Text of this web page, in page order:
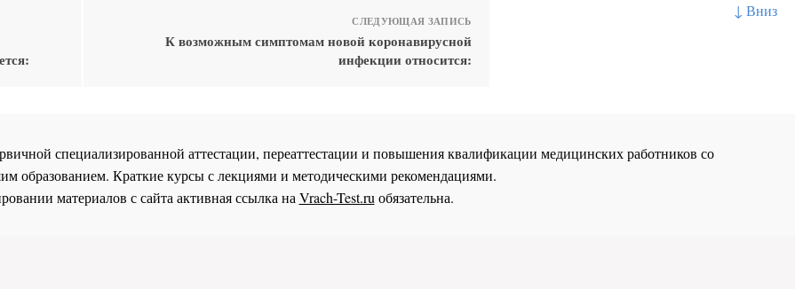
↓ Вниз
СЛЕДУЮЩАЯ ЗАПИСЬ
К возможным симптомам новой коронавирусной
инфекции относится:
специализированной аттестации, переаттестации и повышения квалификации медицинских работников со
образованием. Краткие курсы с лекциями и методическими рекомендациями.
материалов с сайта активная ссылка наVrach-Test.ruобязательна.